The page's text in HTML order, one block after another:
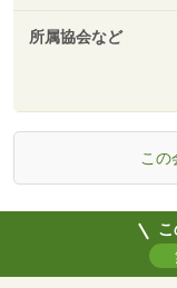
所属協会など
この